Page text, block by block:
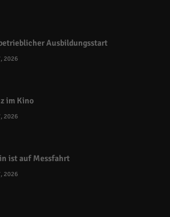
Ausbildungsstart
2026
im Kino
2026
ist auf Messfahrt
2026